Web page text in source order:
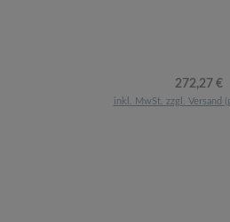
Regulärer
272,27 €
inkl. MwSt. zzgl. Versand